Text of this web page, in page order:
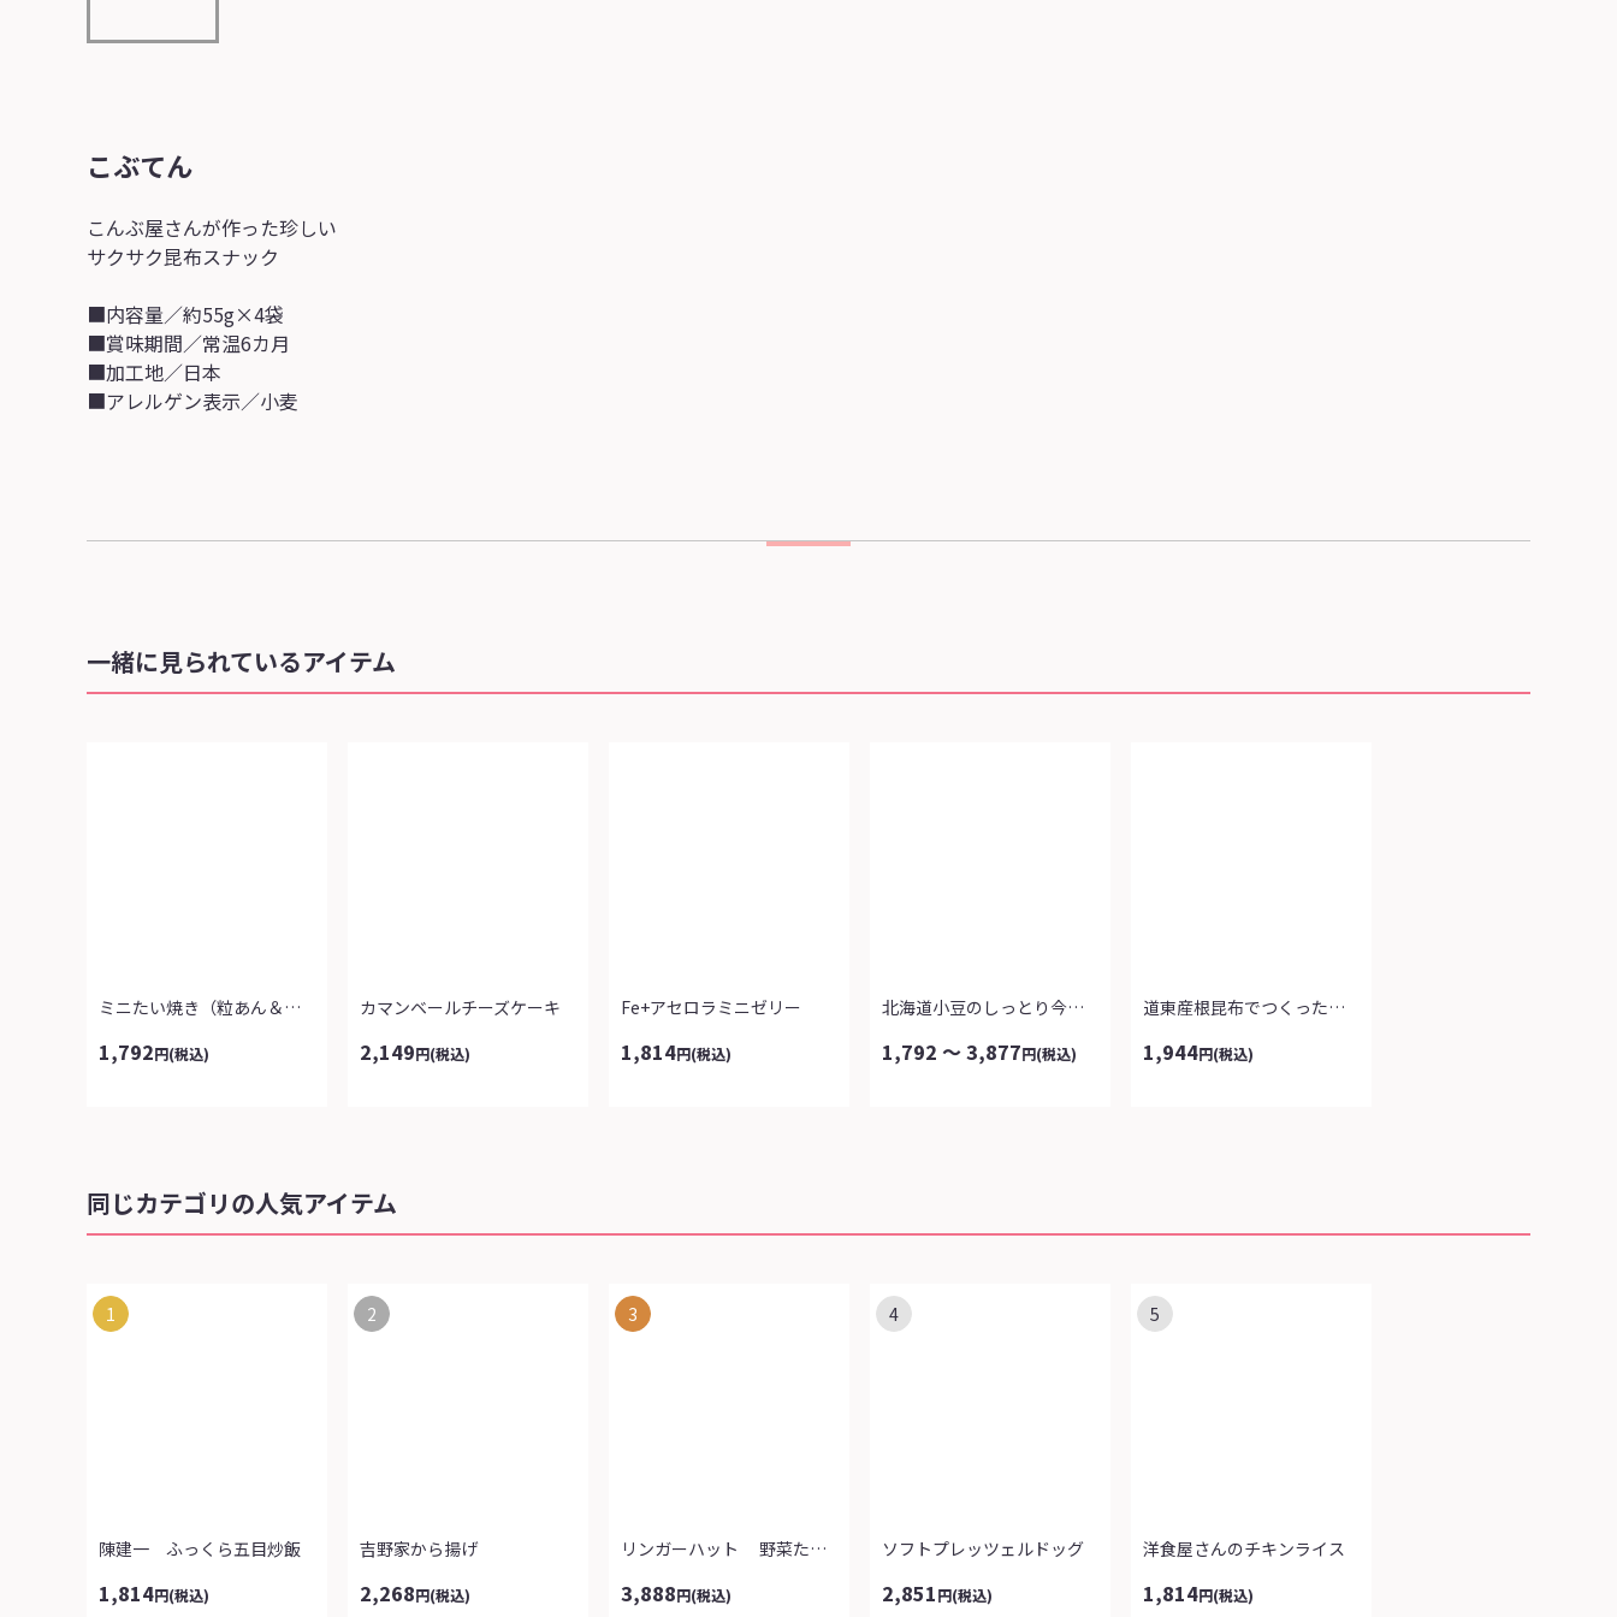
こぶてん
こんぶ屋さんが作った珍しい
サクサク昆布スナック
■内容量／約55g×4袋
■賞味期間／常温6カ月
■加工地／日本
■アレルゲン表示／小麦
一緒に見られているアイテム
ミニたい焼き（粒あん＆カスタード各１袋...
1,792円(税込)
カマンベールチーズケーキ
2,149円(税込)
Fe+アセロラミニゼリー
1,814円(税込)
北海道小豆のしっとり今川焼
1,792 ～ 3,877円(税込)
道東産根昆布でつくったもっちり酢昆布
1,944円(税込)
同じカテゴリの人気アイテム
1
陳建一 ふっくら五目炒飯
1,814円(税込)
2
吉野家から揚げ
2,268円(税込)
3
リンガーハット 野菜たっぷりちゃんぽ...
3,888円(税込)
4
ソフトプレッツェルドッグ
2,851円(税込)
5
洋食屋さんのチキンライス
1,814円(税込)